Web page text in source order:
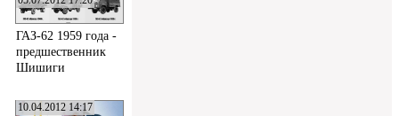
ГАЗ-62 1959 года -
предшественник
Шишиги
10.04.2012 14:17